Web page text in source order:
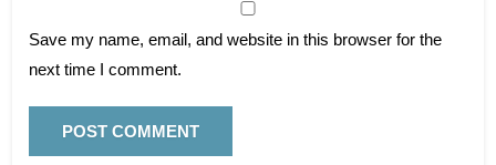
Save my name, email, and website in this browser for the
next time I comment.